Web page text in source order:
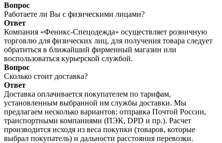
Вопрос
Работаете ли Вы с физическими лицами?
Ответ
Компания «Феникс-Спецодежда» осуществляет розничную
торговлю для физических лиц, для получения товара следует
обратиться в ближайший фирменный магазин или
воспользоваться курьерской службой.
Вопрос
Сколько стоит доставка?
Ответ
Доставка оплачивается покупателем по тарифам,
установленным выбранной им службы доставки. Мы
предлагаем несколько вариантов: отправка Почтой России,
транспортными компаниями (ПЭК, DPD и пр.). Расчет
производится исходя из веса покупки (товаров, которые
выбрал покупатель) и дальности расстояния перевозки.